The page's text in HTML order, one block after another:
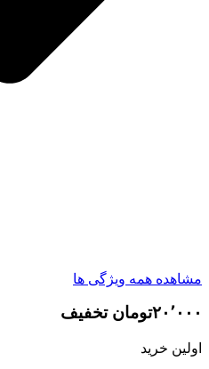
مشاهده همه ویژگی ها
۲۰٬۰۰۰تومان تخفیف
اولین خرید